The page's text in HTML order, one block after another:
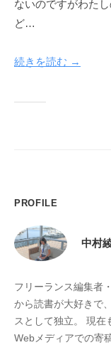
ないのですがわた
ど…
続きを読む →
PROFILE
中村
フリーランス編集者
から読書が大好きで
スとして独立。 現在
Webメディアでの寄